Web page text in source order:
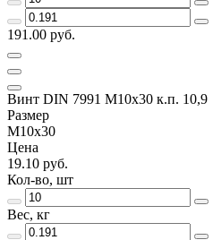
191.00 руб.
Винт DIN 7991 M10x30 к.п. 10,9
Размер
M10x30
Цена
19.10 руб.
Кол-во, шт
Вес, кг